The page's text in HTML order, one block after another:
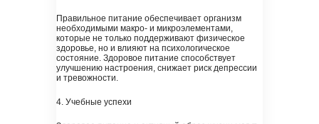
Правильное питание обеспечивает организм
необходимыми макро- и микроэлементами,
которые не только поддерживают физическое
здоровье, но и влияют на психологическое
состояние. Здоровое питание способствует
улучшению настроения, снижает риск депрессии
и тревожности.
4. Учебные успехи